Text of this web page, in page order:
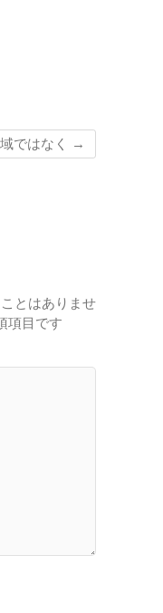
ではなく →
とはありませ
項目です